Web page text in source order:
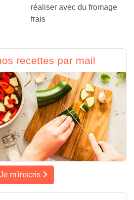
réaliser avec du fromage
frais
recettes par mail
Je m'inscris